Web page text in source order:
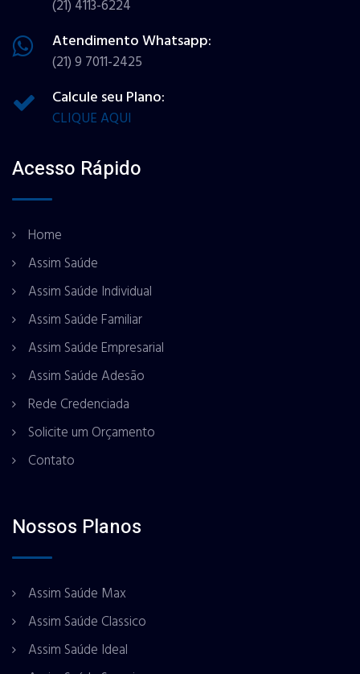
(21) 4113-6224
Atendimento Whatsapp:
(21) 9 7011-2425
Calcule seu Plano:
CLIQUE AQUI
Acesso Rápido
Home
Assim Saúde
Assim Saúde Individual
Assim Saúde Familiar
Assim Saúde Empresarial
Assim Saúde Adesão
Rede Credenciada
Solicite um Orçamento
Contato
Nossos Planos
Assim Saúde Max
Assim Saúde Classico
Assim Saúde Ideal